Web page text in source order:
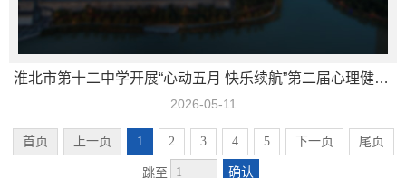
淮北市第十二中学开展“心动五月 快乐续航”第二届心理健康游园会活动
2026-05-11
首页 上一页 1 2 3 4 5 下一页 尾页
跳至 确认